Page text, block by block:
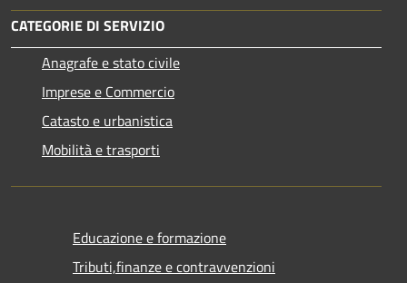
CATEGORIE DI SERVIZIO
Anagrafe e stato civile
Imprese e Commercio
Catasto e urbanistica
Mobilità e trasporti
Educazione e formazione
Tributi,finanze e contravvenzioni